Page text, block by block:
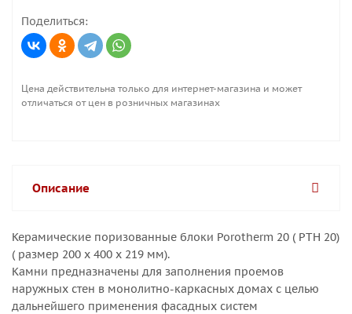
Поделиться:
Цена действительна только для интернет-магазина и может
отличаться от цен в розничных магазинах
Описание
Керамические поризованные блоки Porotherm 20 ( PTH 20)
( размер 200 х 400 х 219 мм).
Камни предназначены для заполнения проемов
наружных стен в монолитно-каркасных домах с целью
дальнейшего применения фасадных систем